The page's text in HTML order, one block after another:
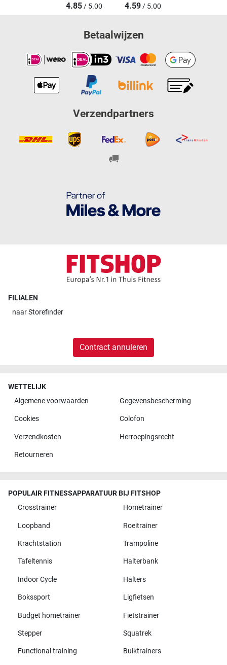
4.85/ 5.00 4.59/ 5.00
Betaalwijzen
Verzendpartners
FILIALEN
naarStorefinder
Contract annuleren
WETTELIJK
Algemene voorwaarden
Gegevensbescherming
Cookies Colofon
Verzendkosten Herroepingsrecht
Retourneren
POPULAIR FITNESSAPPARATUUR BIJ FITSHOP
Crosstrainer
Hometrainer
Loopband Roeitrainer
Krachtstation Trampoline
Tafeltennis Halterbank
Indoor Cycle Halters
Bokssport Ligfietsen
Budget hometrainer Fietstrainer
Stepper Squatrek
Functional training Buiktrainers